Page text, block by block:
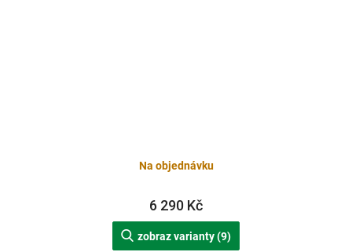
Na objednávku
6 290 Kč
zobraz varianty (9)